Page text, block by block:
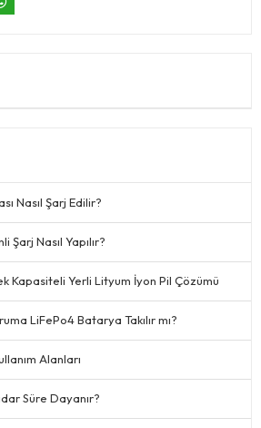
Nasıl Şarj Edilir?
Şarj Nasıl Yapılır?
Kapasiteli Yerli Lityum İyon Pil Çözümü
LiFePo4 Batarya Takılır mı?
Alanları
Süre Dayanır?